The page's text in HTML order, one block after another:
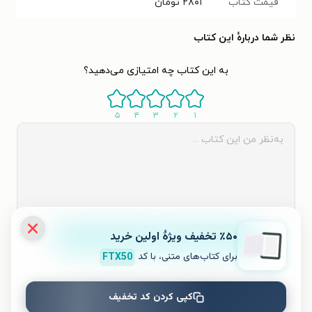
نظر شما دربارهٔ این کتاب
به این کتاب چه امتیازی می‌دهید؟
۱ ۲ ۳ ۴ ۵
ثبت نظر
نظری برای کتاب ثبت نشده است.
٪۵۰ تخفیف ویژۀ اولین خرید
برای کتاب‌های متنی، با کد FTX50
کپی کردن کد تخفیف